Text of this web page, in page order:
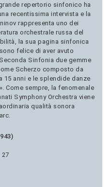
repertorio sinfonico ha
recentissima intervista e la
rappresenta uno dei
orchestrale russa del
la sua pagina sinfonica
felice di aver avuto
Sinfonia due gemme
Scherzo composto da
15 anni e le splendide danze
Come sempre, la fenomenale
Symphony Orchestra viene
qualità sonora
27